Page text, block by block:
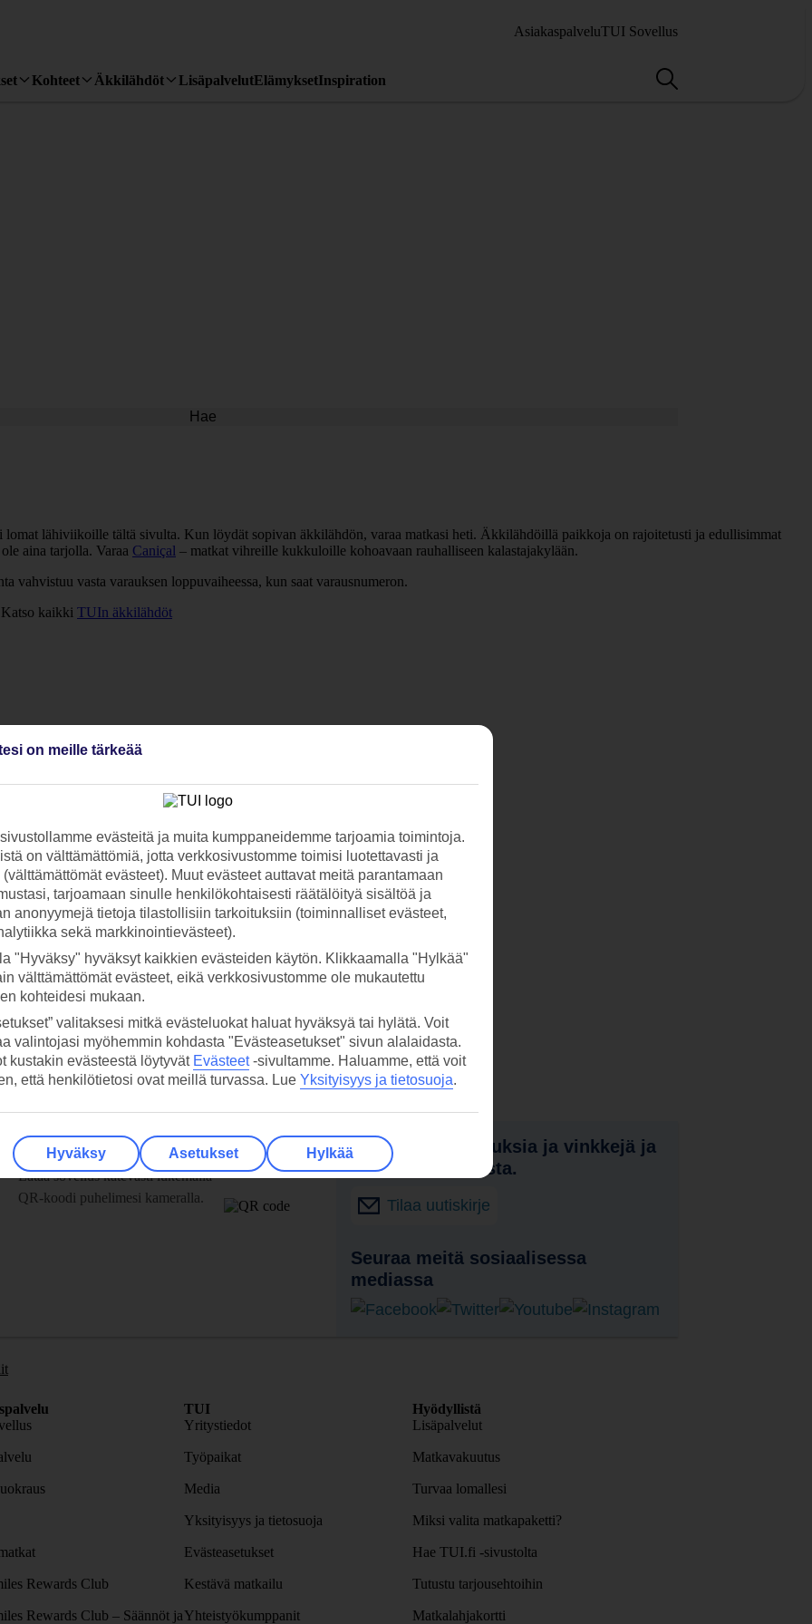
AsiakaspalveluTUI Sovellus
Kohteet Äkkilähdöt LisäpalvelutElämyksetInspiration
Hae
lähiviikoille tältä sivulta. Kun löydät sopivan äkkilähdön, varaa matkasi heti. Äkkilähdöillä paikkoja on rajoitetusti ja edullisimmat
aina tarjolla. Varaa Caniçal – matkat vihreille kukkuloille kohoavaan rauhalliseen kalastajakylään.
vahvistuu vasta varauksen loppuvaiheessa, kun saat varausnumeron.
Katso kaikki TUIn äkkilähdöt
TUI-sovellus nyt!
Lataa sovellus kätevästi lukemalla
QR-koodi puhelimesi kameralla.
Vastaanota tarjouksia ja vinkkejä ja
tietoja uutuuksista.
Tilaa uutiskirje
Seuraa meitä sosiaalisessa
mediassa
Rewards Club
Rewards Club – Säännöt ja
TUI
Yritystiedot
Työpaikat
Media
Yksityisyys ja tietosuoja
Evästeasetukset
Kestävä matkailu
Yhteistyökumppanit
Hyödyllistä
Lisäpalvelut
Matkavakuutus
Turvaa lomallesi
Miksi valita matkapaketti?
Hae TUI.fi -sivustolta
Tutustu tarjousehtoihin
Matkalahjakortti
on meille tärkeää
evästeitä ja muita kumppaneidemme tarjoamia toimintoja.
on välttämättömiä, jotta verkkosivustomme toimisi luotettavasti ja
evästeet). Muut evästeet auttavat meitä parantamaan
tarjoamaan sinulle henkilökohtaisesti räätälöityä sisältöä ja
anonyymejä tietoja tilastollisiin tarkoituksiin (toiminnalliset evästeet,
sekä markkinointievästeet).
"Hyväksy" hyväksyt kaikkien evästeiden käytön. Klikkaamalla "Hylkää"
välttämättömät evästeet, eikä verkkosivustomme ole mukautettu
kohteidesi mukaan.
valitaksesi mitkä evästeluokat haluat hyväksyä tai hylätä. Voit
valintojasi myöhemmin kohdasta "Evästeasetukset" sivun alalaidasta.
kustakin evästeestä löytyvät Evästeet-sivultamme. Haluamme, että voit
että henkilötietosi ovat meillä turvassa. Lue Yksityisyys ja tietosuoja.
Hyväksy Asetukset Hylkää